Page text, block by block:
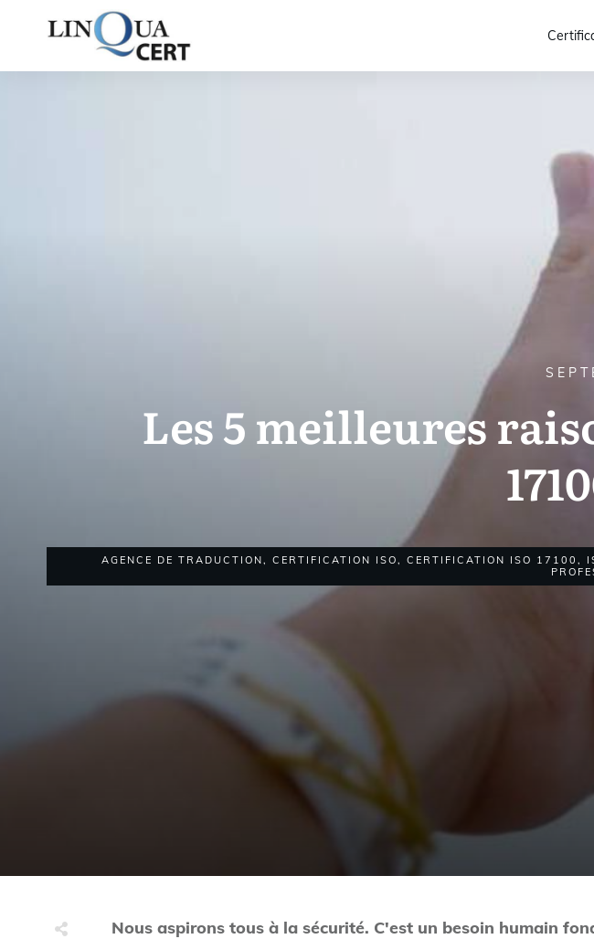
Les 5 meilleures
AGENCE DE TRADUCTION, CERTIFICATION ISO, CERTIFICATION ISO 17100 ,
Nous aspirons tous à la sécurité. C'est un besoin humain